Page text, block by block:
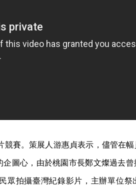
競賽。策展人游惠貞表示，儘管在
圖心，由於桃園市長鄭文燦過去曾
眾拍攝臺灣紀錄影片，主辦單位祭